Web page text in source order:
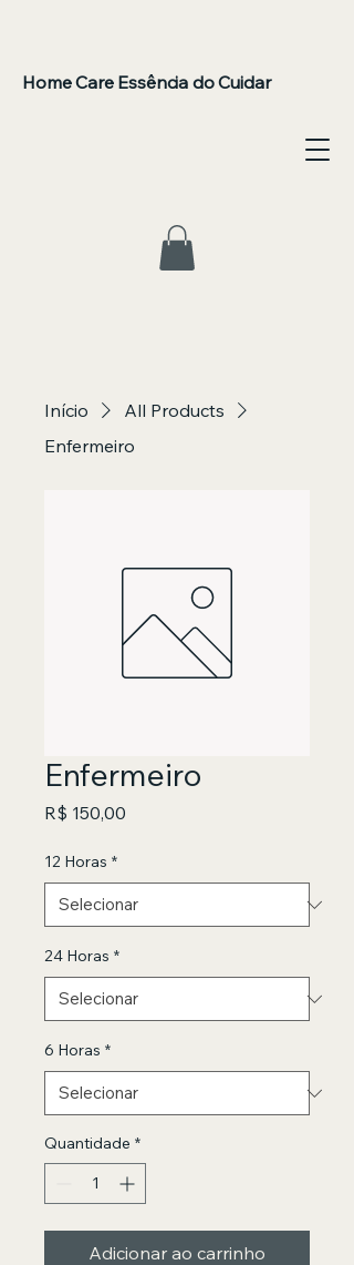
Home Care Essência do Cuidar
Início
All Products
Enfermeiro
Enfermeiro
R$ 150,00
12 Horas *
24 Horas *
6 Horas *
Quantidade *
Adicionar ao carrinho